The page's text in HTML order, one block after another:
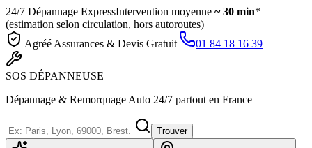
24/7 Dépannage ExpressIntervention moyenne ~ 30 min*
(estimation selon circulation, hors autoroutes)
Agréé Assurances & Devis Gratuit| 01 84 18 16 39
SOS DÉPANNEUSE
Dépannage & Remorquage Auto 24/7 partout en France
Trouver